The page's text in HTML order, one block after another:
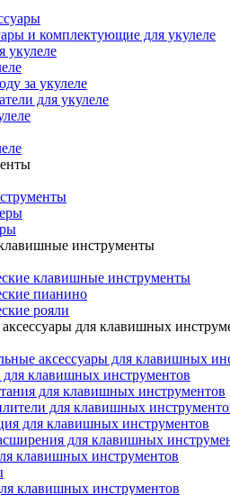
и комплектующие для укулеле
укулеле
за укулеле
для укулеле
инструменты
клавишные инструменты
пианино
рояли
для клавишных
аксессуары для клавишных
для клавишных инструментов
для клавишных инструментов
для клавишных
для клавишных инструментов
для клавишных
клавишных инструментов
клавишных инструментов